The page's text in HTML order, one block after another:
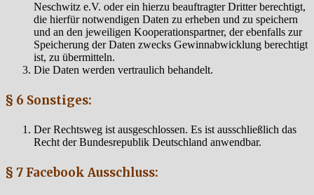
Neschwitz e.V. oder ein hierzu beauftragter Dritter berechtigt,
die hierfür notwendigen Daten zu erheben und zu speichern
und an den jeweiligen Kooperationspartner, der ebenfalls zur
Speicherung der Daten zwecks Gewinnabwicklung berechtigt
ist, zu übermitteln.
Die Daten werden vertraulich behandelt.
§ 6 Sonstiges:
Der Rechtsweg ist ausgeschlossen. Es ist ausschließlich das
Recht der Bundesrepublik Deutschland anwendbar.
§ 7 Facebook Ausschluss: